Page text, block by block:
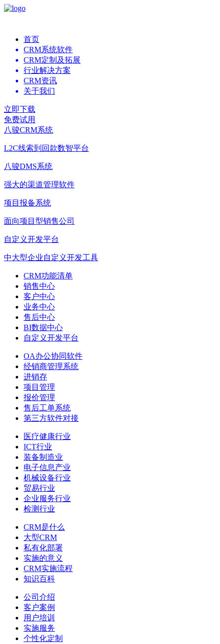
首页
CRM系统软件
CRM定制及拓展
行业解决方案
CRM资讯
关于我们
立即下载
免费试用
八骏CRM系统
L2C线索到回款数智平台
八骏DMS系统
强大的渠道管理软件
项目报备系统
面向项目型销售公司
自定义开发平台
中大型企业自定义开发工具
CRM功能清单
销售中心
客户中心
业务中心
售后中心
BI数据中心
自定义开发平台
OA办公协同软件
经销商管理系统
进销存
项目管理
报价管理
售后工单系统
第三方软件对接
医疗健康行业
ICT行业
装备制造业
电子信息产业
机械设备行业
贸易行业
企业服务行业
检测行业
CRM是什么
大型CRM
私有化部署
实施的意义
CRM实施流程
知识百科
公司介绍
客户案例
用户培训
实施服务
个性化定制